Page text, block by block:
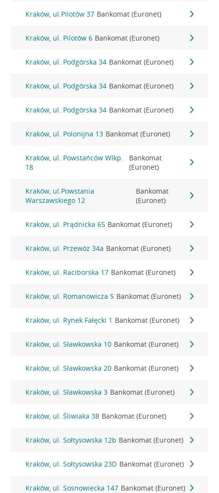
Kraków, ul.Pilotów 37 Bankomat (Euronet)
Kraków, ul. Pilotów 6 Bankomat (Euronet)
Kraków, ul. Podgórska 34 Bankomat (Euronet)
Kraków, ul. Podgórska 34 Bankomat (Euronet)
Kraków, ul. Podgórska 34 Bankomat (Euronet)
Kraków, ul. Polonijna 13 Bankomat (Euronet)
Kraków, ul. Powstańców Wlkp.
18
Bankomat
(Euronet)
Kraków, ul.Powstania
Warszawskiego 12
Bankomat
(Euronet)
Kraków, ul. Prądnicka 65 Bankomat (Euronet)
Kraków, ul. Przewóz 34a Bankomat (Euronet)
Kraków, ul. Raciborska 17 Bankomat (Euronet)
Kraków, ul. Romanowicza 5 Bankomat (Euronet)
Kraków, ul. Rynek Fałęcki 1 Bankomat (Euronet)
Kraków, ul. Sławkowska 10 Bankomat (Euronet)
Kraków, ul. Sławkowska 20 Bankomat (Euronet)
Kraków, ul. Sławkowska 3 Bankomat (Euronet)
Kraków, ul. Śliwiaka 38 Bankomat (Euronet)
Kraków, ul. Sołtysowska 12b Bankomat (Euronet)
Kraków, ul. Sołtysowska 23D Bankomat (Euronet)
Kraków, ul. Sosnowiecka 147 Bankomat (Euronet)